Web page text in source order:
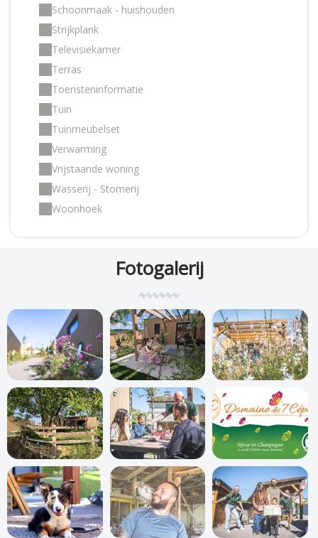
Schoonmaak - huishouden
Strijkplank
Televisiekamer
Terras
Toeristeninformatie
Tuin
Tuinmeubelset
Verwarming
Vrijstaande woning
Wasserij - Stomerij
Woonhoek
Fotogalerij